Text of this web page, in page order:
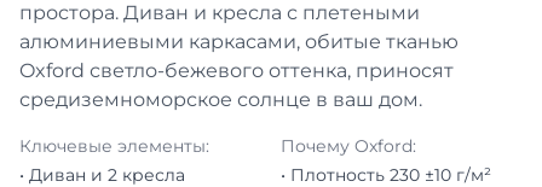
простора. Диван и кресла с плетеными
алюминиевыми каркасами, обитые тканью
Oxford светло-бежевого оттенка, приносят
средиземноморское солнце в ваш дом.
Ключевые элементы:
• Диван и 2 кресла
Почему Oxford:
• Плотность 230 ±10 г/м²